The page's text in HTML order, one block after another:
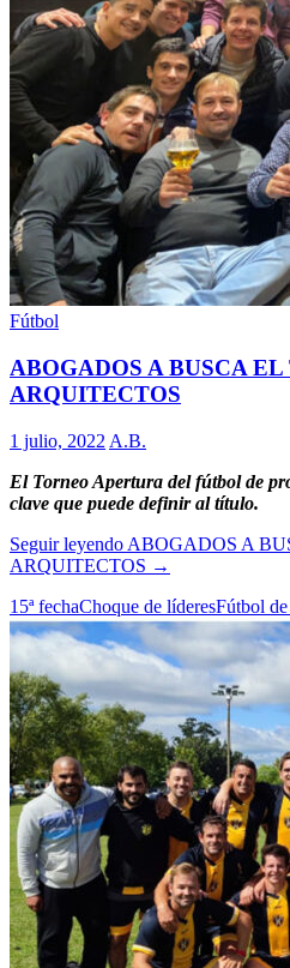
Fútbol
ABOGADOS A BUSCA
ARQUITECTOS
1 julio, 2022 A.B.
El Torneo Apertura del fútbol de
clave que puede definir al título.
Seguir leyendo ABOGADOS A
ARQUITECTOS →
15ª fechaChoque de líderesFútbol